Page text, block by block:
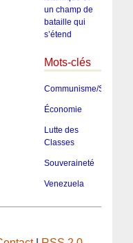
un champ de
bataille qui
s’étend
Mots-clés
Communisme/
Économie
Lutte des
Classes
Souveraineté
Venezuela